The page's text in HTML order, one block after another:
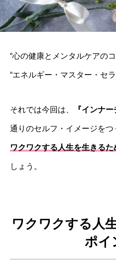
“心の健康とメンタルケアの
“エネルギー・マスター・セ
それでは今回は、 『インナ
通りのセルフ・イメージをつ
ワクワクする人生を生きるた
しょう。
ワクワクする人
ポイ